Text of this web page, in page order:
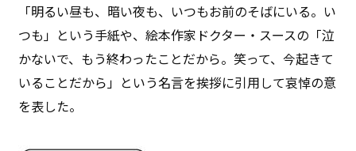
「明るい昼も、暗い夜も、いつもお前のそばにいる。い
つも」という手紙や、絵本作家ドクター・スースの「泣
かないで、もう終わったことだから。笑って、今起きて
いることだから」という名言を挨拶に引用して哀悼の意
を表した。